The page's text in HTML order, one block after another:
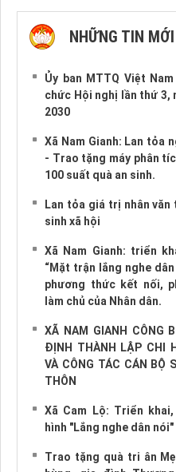
NHỮNG TIN
Ủy ban MTTQ Việt
chức Hội nghị lần thứ 3,
2030
Xã Nam Gianh: Lan tỏa
- Trao tặng máy phân
100 suất quà an sinh.
Lan tỏa giá trị nhân
sinh xã hội
Xã Nam Gianh: triển
“Mặt trận lắng nghe
phương thức kết nối,
làm chủ của Nhân dân.
XÃ NAM GIANH CÔNG
ĐỊNH THÀNH LẬP CHI
VÀ CÔNG TÁC CÁN BỘ
THÔN
Xã Cam Lộ: Triển
hình "Lắng nghe dân nói"
Trao tặng quà tri ân